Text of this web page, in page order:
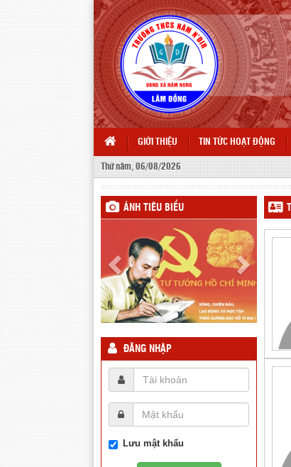
GIỚI THIỆU TIN TỨC HOẠT ĐỘNG
Thứ năm, 06/08/2026
ẢNH TIÊU BIỂU
ĐĂNG NHẬP
Lưu mật khẩu